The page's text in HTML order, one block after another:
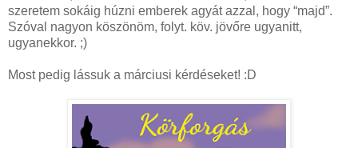
szeretem sokáig húzni emberek agyát azzal, hogy “majd”.
Szóval nagyon köszönöm, folyt. köv. jövőre ugyanitt,
ugyanekkor. ;)
Most pedig lássuk a márciusi kérdéseket! :D